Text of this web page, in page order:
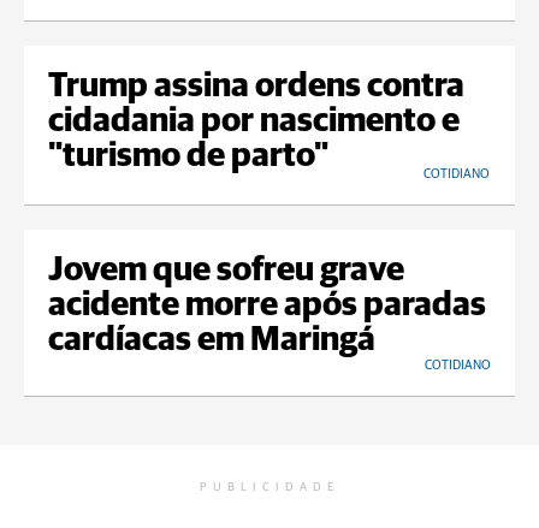
Trump assina ordens contra
cidadania por nascimento e
"turismo de parto"
COTIDIANO
Jovem que sofreu grave
acidente morre após paradas
cardíacas em Maringá
COTIDIANO
PUBLICIDADE